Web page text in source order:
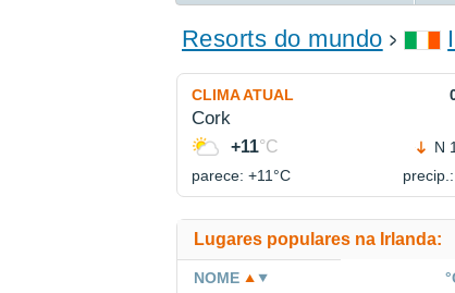
ENCONTRE UM HOTEL
Resorts do mundo
CLIMA ATUAL
Cork
+11°C
N
parece: +11°C
Lugares populares na Irlanda:
NOME